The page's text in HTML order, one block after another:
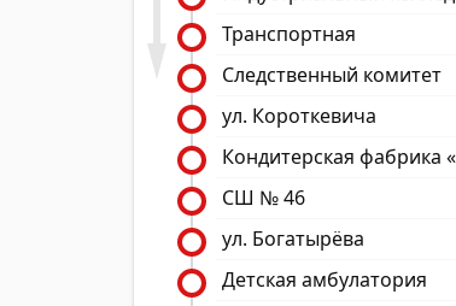
Транспортная
Следственный комитет
ул. Короткевича
Кондитерская фабрика
СШ № 46
ул. Богатырёва
Детская амбулатория